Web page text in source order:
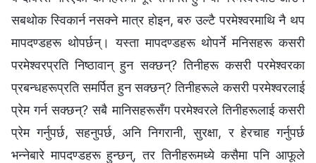
सबथोक स्विकार्न नसक्ने मात्र होइन, बरु उल्टै परमेश्‍वरमाथि नै थप
मापदण्डहरू थोपर्छन्। यस्ता मापदण्डहरू थोपर्ने मनिसहरू कसरी
परमेश्‍वरप्रति निष्ठावान् हुन सक्छन्? तिनीहरू कसरी परमेश्‍वरका
प्रबन्धहरूप्रति समर्पित हुन सक्छन्? तिनीहरूले कसरी परमेश्‍वरलाई
प्रेम गर्न सक्छन्? सबै मानिसहरूसँग परमेश्‍वरले तिनीहरूलाई कसरी
प्रेम गर्नुपर्छ, सहनुपर्छ, अनि निगरानी, सुरक्षा, र हेरचाह गर्नुपर्छ
भन्‍नेबारे मापदण्डहरू हुन्छन्, तर तिनीहरूमध्ये कसैमा पनि आफूले